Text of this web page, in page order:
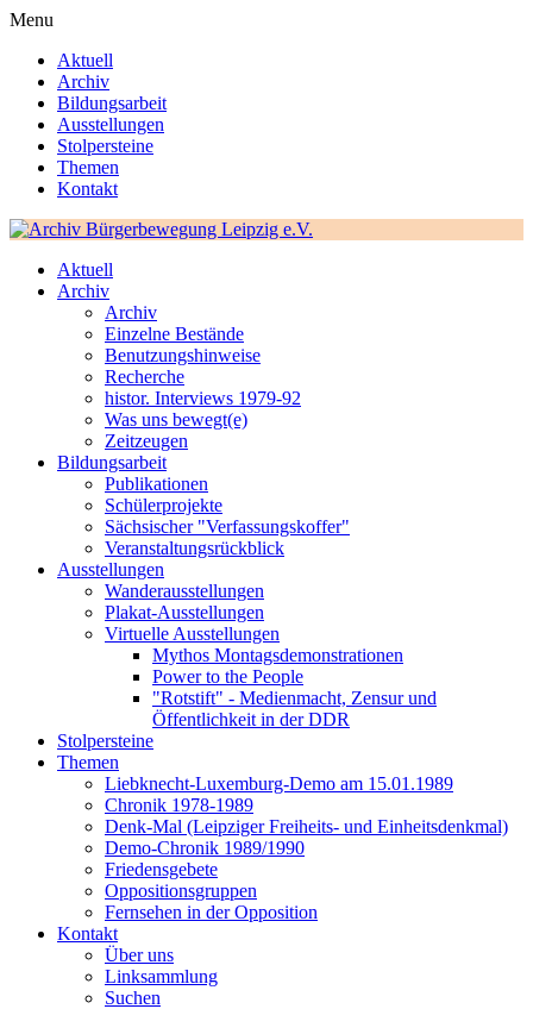
Menu
Aktuell
Archiv
Bildungsarbeit
Ausstellungen
Stolpersteine
Themen
Kontakt
Aktuell
Archiv
Archiv
Einzelne Bestände
Benutzungshinweise
Recherche
histor. Interviews 1979-92
Was uns bewegt(e)
Zeitzeugen
Bildungsarbeit
Publikationen
Schülerprojekte
Sächsischer "Verfassungskoffer"
Veranstaltungsrückblick
Ausstellungen
Wanderausstellungen
Plakat-Ausstellungen
Virtuelle Ausstellungen
Mythos Montagsdemonstrationen
Power to the People
"Rotstift" - Medienmacht, Zensur und
Öffentlichkeit in der DDR
Stolpersteine
Themen
Liebknecht-Luxemburg-Demo am 15.01.1989
Chronik 1978-1989
Denk-Mal (Leipziger Freiheits- und Einheitsdenkmal)
Demo-Chronik 1989/1990
Friedensgebete
Oppositionsgruppen
Fernsehen in der Opposition
Kontakt
Über uns
Linksammlung
Suchen